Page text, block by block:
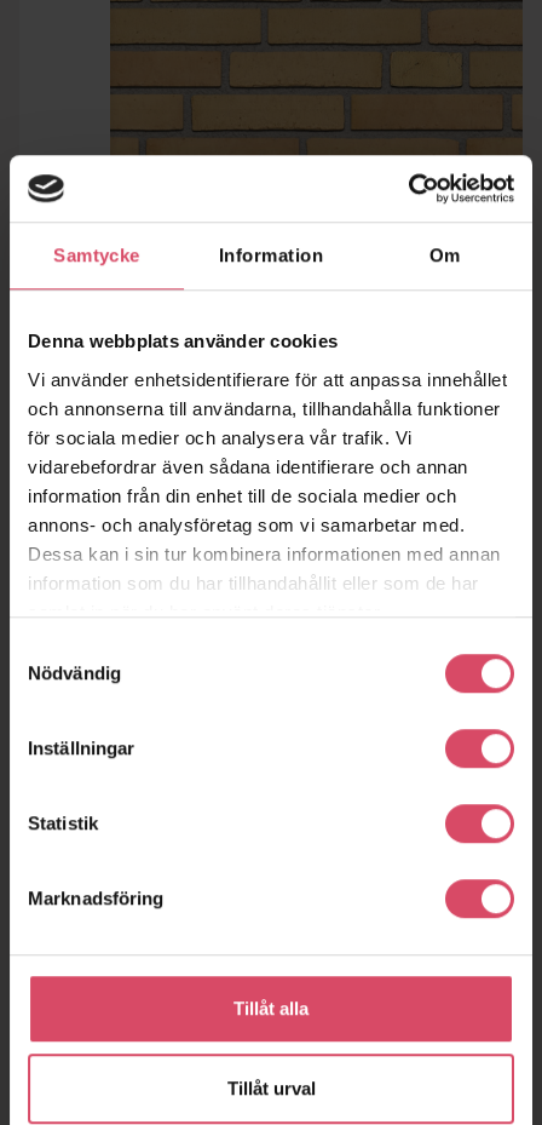
Samtycke Information Om
Denna webbplats använder cookies
Vi använder enhetsidentifierare för att anpassa innehållet
och annonserna till användarna, tillhandahålla funktioner
för sociala medier och analysera vår trafik. Vi
vidarebefordrar även sådana identifierare och annan
information från din enhet till de sociala medier och
annons- och analysföretag som vi samarbetar med.
Dessa kan i sin tur kombinera informationen med annan
information som du har tillhandahållit eller som de har
samlat in när du har använt deras tjänster.
Nödvändig
Inställningar
Statistik
Marknadsföring
Tillåt alla
Tillåt urval